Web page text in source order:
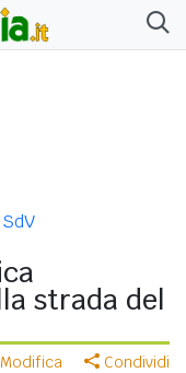
strada del
Modifica Condividi